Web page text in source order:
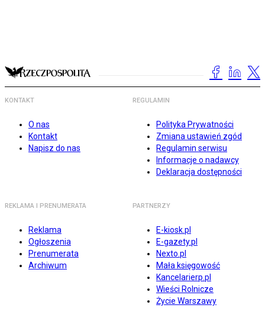
KONTAKT
O nas
Kontakt
Napisz do nas
REGULAMIN
Polityka Prywatności
Zmiana ustawień zgód
Regulamin serwisu
Informacje o nadawcy
Deklaracja dostępności
REKLAMA I PRENUMERATA
Reklama
Ogłoszenia
Prenumerata
Archiwum
PARTNERZY
E-kiosk.pl
E-gazety.pl
Nexto.pl
Mała księgowość
Kancelarierp.pl
Wieści Rolnicze
Życie Warszawy